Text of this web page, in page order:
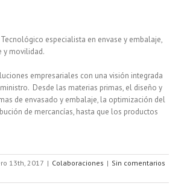
especialista en envase y embalaje,
y movilidad.
empresariales con una visión integrada
Desde las materias primas, el diseño y
de envasado y embalaje, la optimización del
de mercancías, hasta que los productos
13th, 2017 | Colaboraciones | Sin comentarios